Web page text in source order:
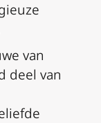
van
deel van